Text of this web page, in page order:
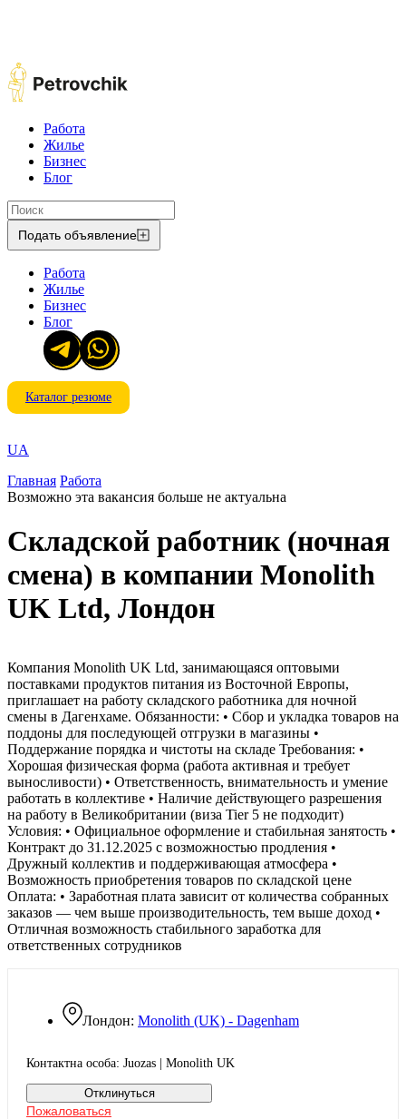
Работа
Жилье
Бизнес
Блог
Подать объявление
Работа
Жилье
Бизнес
Блог
Каталог резюме
UA
Главная Работа
Возможно эта вакансия больше не актуальна
Складской работник (ночная
смена) в компании Monolith
UK Ltd, Лондон
Лондон: Monolith (UK) - Dagenham
Контактна особа: Juozas | Monolith UK
Отклинуться
Пожаловаться
Компания Monolith UK Ltd, занимающаяся оптовыми
поставками продуктов питания из Восточной Европы,
приглашает на работу складского работника для ночной
смены в Дагенхаме. Обязанности: • Сбор и укладка товаров на
поддоны для последующей отгрузки в магазины •
Поддержание порядка и чистоты на складе Требования: •
Хорошая физическая форма (работа активная и требует
выносливости) • Ответственность, внимательность и умение
работать в коллективе • Наличие действующего разрешения
на работу в Великобритании (виза Tier 5 не подходит)
Условия: • Официальное оформление и стабильная занятость •
Контракт до 31.12.2025 с возможностью продления •
Дружный коллектив и поддерживающая атмосфера •
Возможность приобретения товаров по складской цене
Оплата: • Заработная плата зависит от количества собранных
заказов — чем выше производительность, тем выше доход •
Отличная возможность стабильного заработка для
ответственных сотрудников